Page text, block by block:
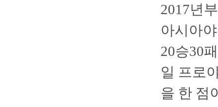
2017년
아시아
20승30
일 프로
을 한 점